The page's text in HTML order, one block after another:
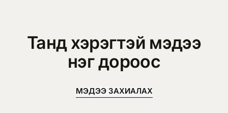
Танд хэрэгтэй мэдээ
нэг дороос
МЭДЭЭ ЗАХИАЛАХ